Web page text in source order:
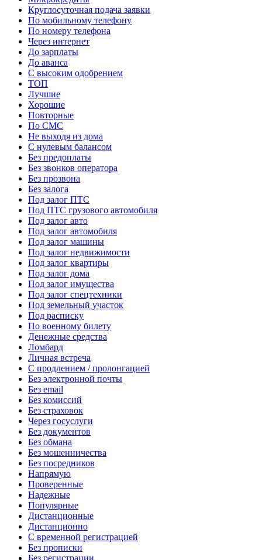
Круглосуточная подача заявки
По мобильному телефону
По номеру телефона
Через интернет
До зарплаты
До аванса
С высоким одобрением
ТОП
Лучшие
Хорошие
Повторные
По СМС
Не выходя из дома
С нулевым балансом
Без предоплаты
Без звонков оператора
Без прозвона
Без залога
Под залог ПТС
Под ПТС грузового автомобиля
Под залог авто
Под залог автомобиля
Под залог машины
Под залог недвижимости
Под залог квартиры
Под залог дома
Под залог имущества
Под залог спецтехники
Под земельный участок
Под расписку
По военному билету
Денежные средства
Ломбард
Личная встреча
С продлением / пролонгацией
Без электронной почты
Без email
Без комиссий
Без страховок
Через госуслуги
Без документов
Без обмана
Без мошенничества
Без посредников
Напрямую
Проверенные
Надежные
Популярные
Дистанционные
Дистанционно
С временной регистрацией
Без прописки